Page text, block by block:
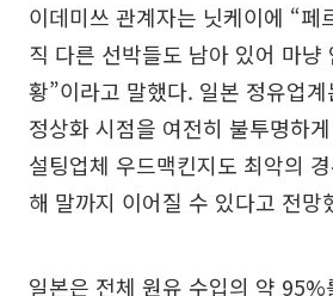
이데미쓰 관계자는 닛케이에 “페
직 다른 선박들도 남아 있어 마냥
황”이라고 말했다. 일본 정유업
정상화 시점을 여전히 불투명하
설팅업체 우드맥킨지도 최악의
해 말까지 이어질 수 있다고 전망
일본은 전체 원유 수입의 약